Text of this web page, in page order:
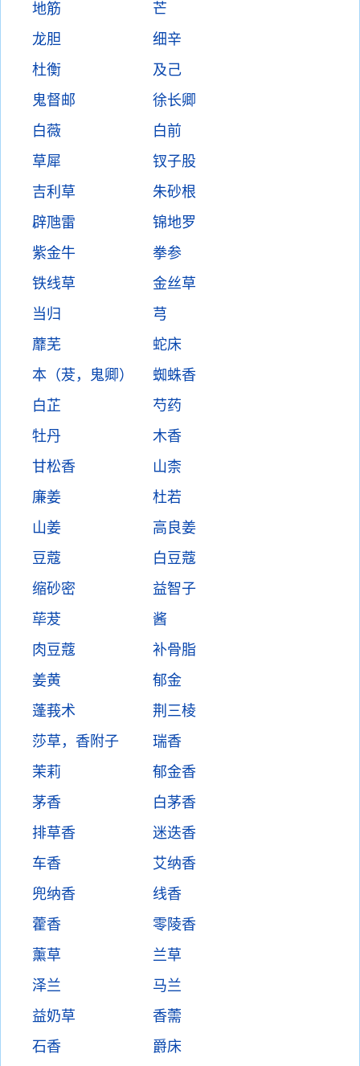
地筋
芒
龙胆
细辛
杜衡
及己
鬼督邮
徐长卿
白薇
白前
草犀
钗子股
吉利草
朱砂根
辟虺雷
锦地罗
紫金牛
拳参
铁线草
金丝草
当归
芎
蘼芜
蛇床
本（茇，鬼卿）
蜘蛛香
白芷
芍药
牡丹
木香
甘松香
山柰
廉姜
杜若
山姜
高良姜
豆蔻
白豆蔻
缩砂密
益智子
荜茇
酱
肉豆蔻
补骨脂
姜黄
郁金
蓬莪术
荆三棱
莎草，香附子
瑞香
茉莉
郁金香
茅香
白茅香
排草香
迷迭香
车香
艾纳香
兜纳香
线香
藿香
零陵香
薰草
兰草
泽兰
马兰
益奶草
香薷
石香
爵床